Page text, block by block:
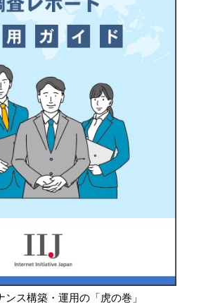
ス構築・運用の「虎の巻」